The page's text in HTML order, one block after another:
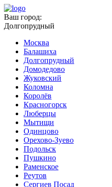
Ваш город:
Долгопрудный
Москва
Балашиха
Долгопрудный
Домодедово
Жуковский
Коломна
Королёв
Красногорск
Люберцы
Мытищи
Одинцово
Орехово-Зуево
Подольск
Пушкино
Раменское
Реутов
Сергиев Посад